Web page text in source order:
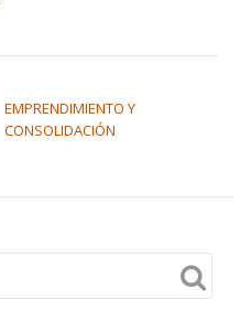
EMPRENDIMIENTO Y
CONSOLIDACIÓN